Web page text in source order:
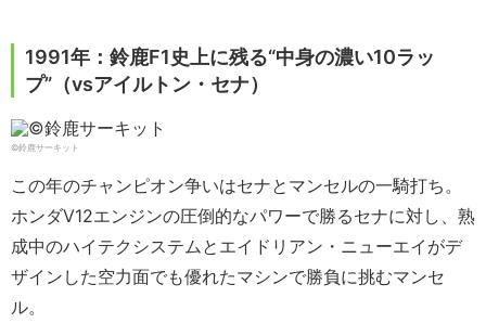
1991年：鈴鹿F1史上に残る“中身の濃い10ラッ
プ”（vsアイルトン・セナ）
©鈴鹿サーキット
この年のチャンピオン争いはセナとマンセルの一騎打ち。
ホンダV12エンジンの圧倒的なパワーで勝るセナに対し、熟
成中のハイテクシステムとエイドリアン・ニューエイがデ
ザインした空力面でも優れたマシンで勝負に挑むマンセ
ル。